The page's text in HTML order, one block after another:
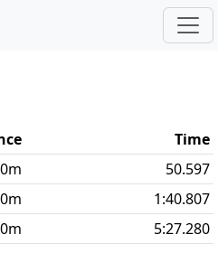
Time
m
50.597
m
1:40.807
m 5:27.280